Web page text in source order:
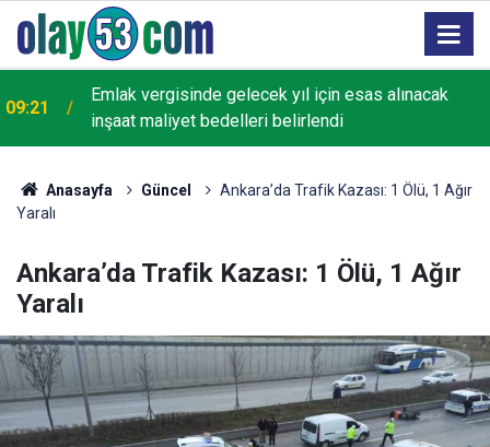
09:21
Emlak vergisinde gelecek yıl için esas alınacak
inşaat maliyet bedelleri belirlendi
Anasayfa Güncel
Ankara’da Trafik Kazası: 1 Ölü, 1 Ağır
Yaralı
Ankara’da Trafik Kazası: 1 Ölü, 1 Ağır
Yaralı